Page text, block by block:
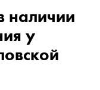
наличии
у